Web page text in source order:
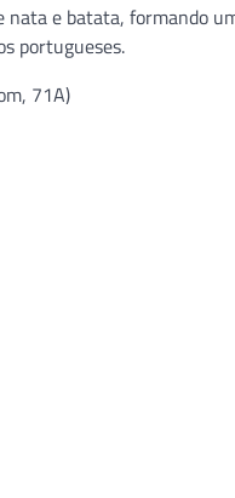
e batata, formando
portugueses.
71A)